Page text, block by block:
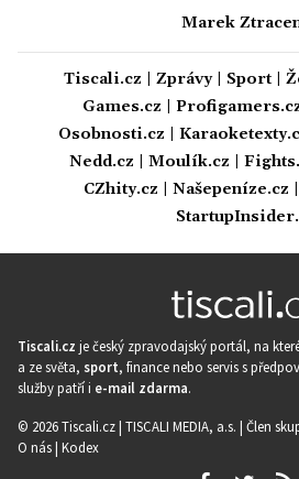
Marek
Tiscali.cz Zprávy| Sport|
Games.cz
Osobnosti.cz
Nedd.cz
Moulík.cz
CZhity.cz
Našepeníze.cz
Tiscali.cz je český zpravodajský portál, na
a ze světa, sport, finance nebo servis s
služby patří i e-mail zdarma.
© 2026 Tiscali.cz | TISCALI MEDIA, a.s. | Člen
O nás| Kodex